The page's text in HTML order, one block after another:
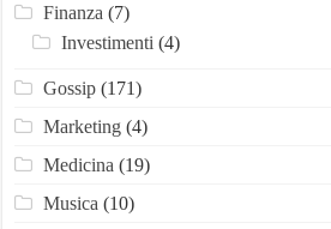
Finanza (7)
Investimenti (4)
Gossip(171)
Marketing(4)
Medicina (19)
Musica (10)